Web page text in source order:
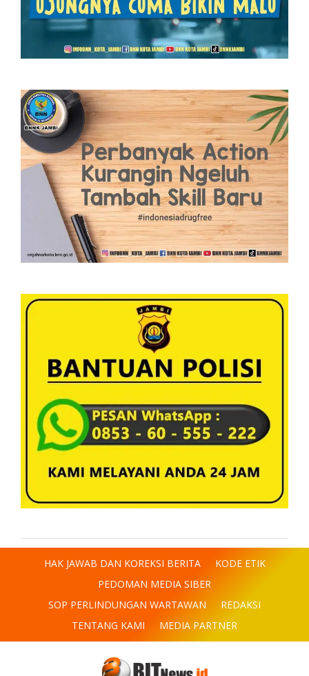
HAK JAWAB DAN KOREKSI BERITA
KODE ETIK
PEDOMAN MEDIA SIBER
SOP PERLINDUNGAN WARTAWAN
REDAKSI
TENTANG KAMI
MEDIA PARTNER